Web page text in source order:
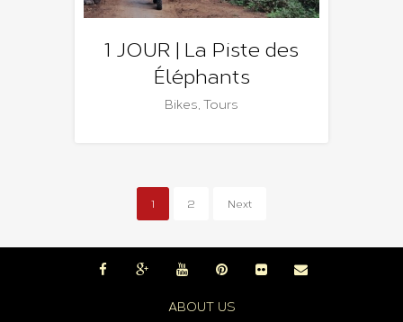
1 JOUR | La Piste des
Éléphants
Bikes, Tours
1 2 Next
ABOUT US